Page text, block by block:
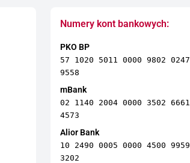
Numery kont bankowych:
PKO BP
57 1020 5011 0000 9802 0247
9558
mBank
02 1140 2004 0000 3502 6661
4573
Alior Bank
10 2490 0005 0000 4500 9959
3202